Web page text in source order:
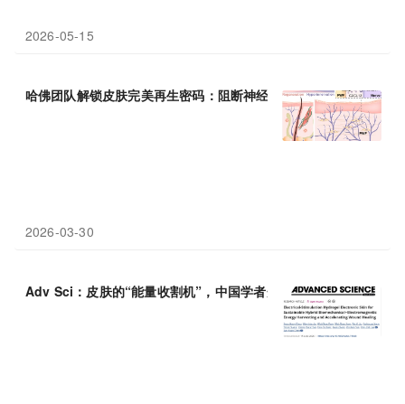
2026-05-15
哈佛团队解锁皮肤完美再生密码：阻断神经过度支配，唤醒胚胎级
2026-03-30
Adv Sci：皮肤的“能量收割机”，中国学者开发自供电电子皮肤，